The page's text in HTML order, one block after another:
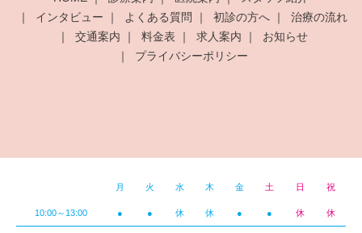
インタビュー
よくある質問 初診の方へ
治療の流れ
交通案内
料金表 求人案内
お知らせ
プライバシーポリシー
月 火 水 木 金 土 日 祝
10:00～13:00 ● ● 休 休 ● ● 休 休